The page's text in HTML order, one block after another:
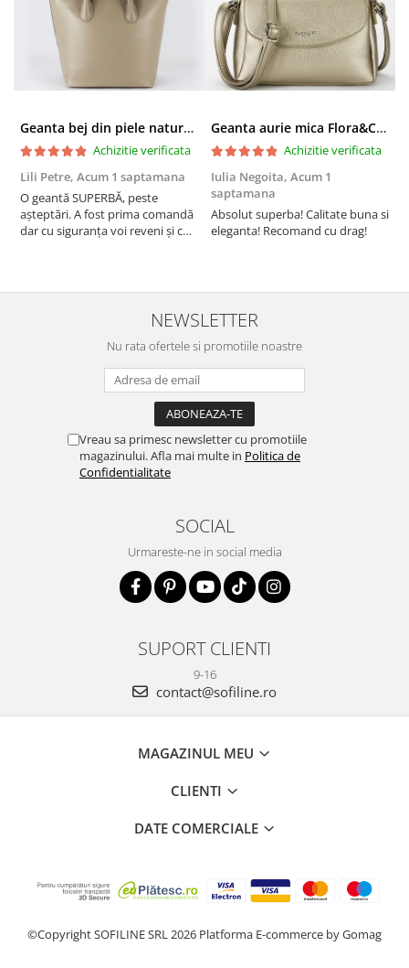
Geanta bej din piele naturala 8966 123
Achizitie verificata
Lili Petre, Acum 1 saptamana
O geantă SUPERBĂ, peste
așteptări. A fost prima comandă
dar cu siguranța voi reveni și cu
doua zi). RECOMAND SOFILINE!!!
Geanta aurie mica Flora&CO Paris H6930 16
Achizitie verificata
Iulia Negoita, Acum 1
saptamana
Absolut superba! Calitate buna si
eleganta! Recomand cu drag!
NEWSLETTER
Nu rata ofertele si promotiile noastre
Vreau sa primesc newsletter cu promotiile
magazinului. Afla mai multe in Politica de
Confidentialitate
SOCIAL
Urmareste-ne in social media
SUPORT CLIENTI
9-16
contact@sofiline.ro
MAGAZINUL MEU
CLIENTI
DATE COMERCIALE
©Copyright SOFILINE SRL 2026 Platforma E-commerce by Gomag